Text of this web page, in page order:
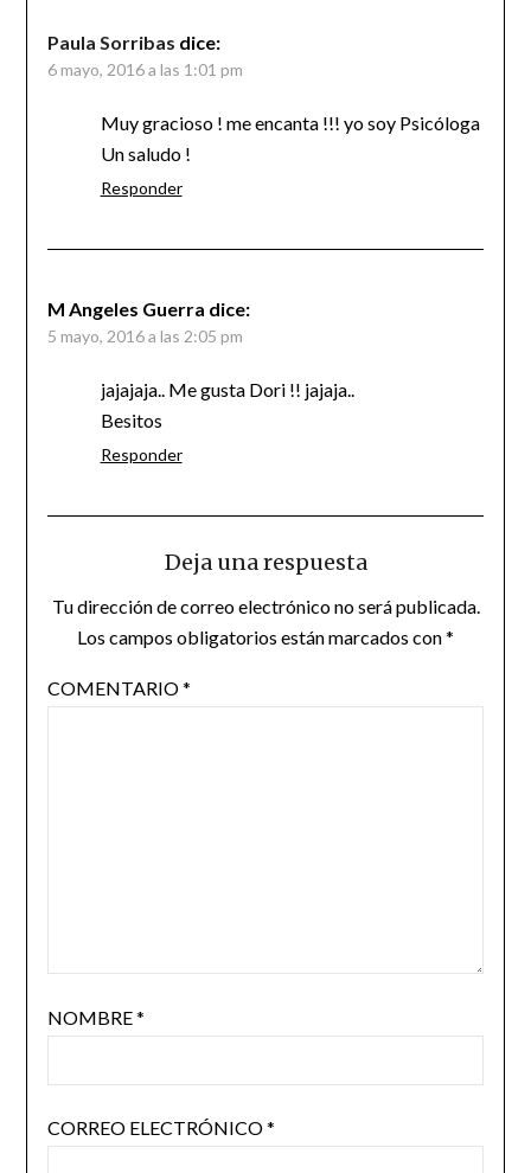
Paula Sorribas dice:
6 mayo, 2016 a las 1:01 pm
Muy gracioso ! me encanta !!! yo soy Psicóloga
Un saludo !
Responder
M Angeles Guerra dice:
5 mayo, 2016 a las 2:05 pm
jajajaja.. Me gusta Dori !! jajaja..
Besitos
Responder
Deja una respuesta
Tu dirección de correo electrónico no será publicada.
Los campos obligatorios están marcados con*
COMENTARIO*
NOMBRE*
CORREO ELECTRÓNICO*